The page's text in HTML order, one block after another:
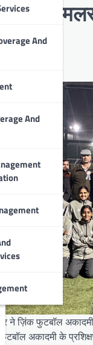
And
And
विक्टर
ने ज़िंक फुटबॉल
अकादमी के